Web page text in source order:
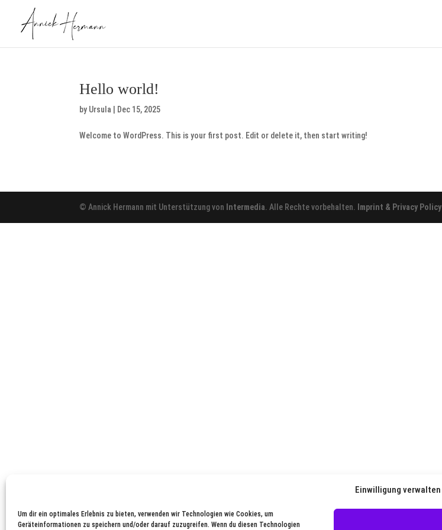
Einwilligung verwalten
Um dir ein optimales Erlebnis zu bieten, verwenden wir Technologien wie Cookies, um
Geräteinformationen zu speichern und/oder darauf zuzugreifen. Wenn du diesen Technologien
Hello world!
by Ursula Dec 15, 2025
Welcome to WordPress. This is your first post. Edit or delete it, then start writing!
© Annick Hermann mit Unterstützung von Intermedia . Alle Rechte vorbehalten. Imprint & Privacy Policy